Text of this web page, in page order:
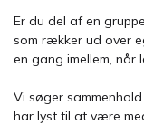
Er du del af en
som rækker ud over
en gang imellem, når
Vi søger
har lyst til at være